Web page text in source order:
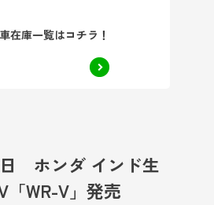
在庫一覧はコチラ！
日 ホンダ インド生
「WR-V」発売